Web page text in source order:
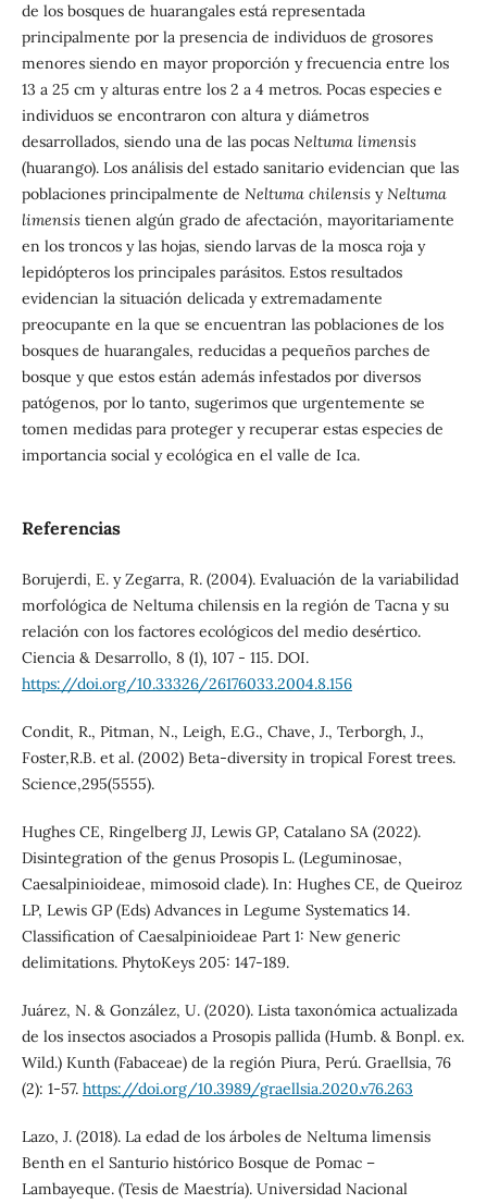
de los bosques de huarangales está representada
principalmente por la presencia de individuos de grosores
menores siendo en mayor proporción y frecuencia entre los
13 a 25 cm y alturas entre los 2 a 4 metros. Pocas especies e
individuos se encontraron con altura y diámetros
desarrollados, siendo una de las pocas Neltuma limensis
(huarango). Los análisis del estado sanitario evidencian que las
poblaciones principalmente de Neltuma chilensis yNeltuma
limensis tienen algún grado de afectación, mayoritariamente
en los troncos y las hojas, siendo larvas de la mosca roja y
lepidópteros los principales parásitos. Estos resultados
evidencian la situación delicada y extremadamente
preocupante en la que se encuentran las poblaciones de los
bosques de huarangales, reducidas a pequeños parches de
bosque y que estos están además infestados por diversos
patógenos, por lo tanto, sugerimos que urgentemente se
tomen medidas para proteger y recuperar estas especies de
importancia social y ecológica en el valle de Ica.
Referencias
Borujerdi, E. y Zegarra, R. (2004). Evaluación de la variabilidad
morfológica de Neltuma chilensis en la región de Tacna y su
relación con los factores ecológicos del medio desértico.
Ciencia & Desarrollo, 8 (1), 107 - 115. DOI.
https://doi.org/10.33326/26176033.2004.8.156
Condit, R., Pitman, N., Leigh, E.G., Chave, J., Terborgh, J.,
Foster,R.B. et al. (2002) Beta-diversity in tropical Forest trees.
Science,295(5555).
Hughes CE, Ringelberg JJ, Lewis GP, Catalano SA (2022).
Disintegration of the genus Prosopis L. (Leguminosae,
Caesalpinioideae, mimosoid clade). In: Hughes CE, de Queiroz
LP, Lewis GP (Eds) Advances in Legume Systematics 14.
Classification of Caesalpinioideae Part 1: New generic
delimitations. PhytoKeys 205: 147-189.
Juárez, N. & González, U. (2020). Lista taxonómica actualizada
de los insectos asociados a Prosopis pallida (Humb. & Bonpl. ex.
Wild.) Kunth (Fabaceae) de la región Piura, Perú. Graellsia, 76
(2): 1-57. https://doi.org/10.3989/graellsia.2020.v76.263
Lazo, J. (2018). La edad de los árboles de Neltuma limensis
Benth en el Santurio histórico Bosque de Pomac –
Lambayeque. (Tesis de Maestría). Universidad Nacional